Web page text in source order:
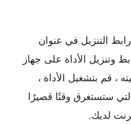
التنزيل في عنوان
وتنزيل الأداة على جهاز
، قم بتشغيل الأداة ،
ستستغرق وقتًا قصيرًا
لديك.